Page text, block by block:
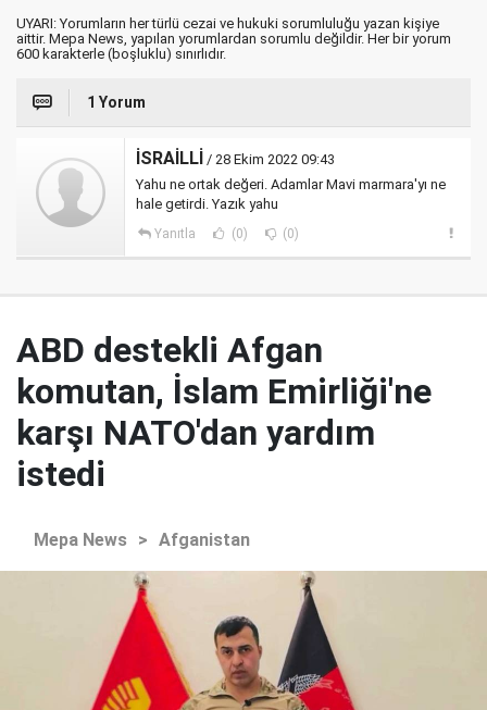
UYARI: Yorumların her türlü cezai ve hukuki sorumluluğu yazan kişiye
aittir. Mepa News, yapılan yorumlardan sorumlu değildir. Her bir yorum
600 karakterle (boşluklu) sınırlıdır.
1 Yorum
İSRAİLLİ / 28 Ekim 2022 09:43
Yahu ne ortak değeri. Adamlar Mavi marmara'yı ne
hale getirdi. Yazık yahu
Yanıtla (0) (0)
ABD destekli Afgan
komutan, İslam Emirliği'ne
karşı NATO'dan yardım
istedi
Mepa News > Afganistan